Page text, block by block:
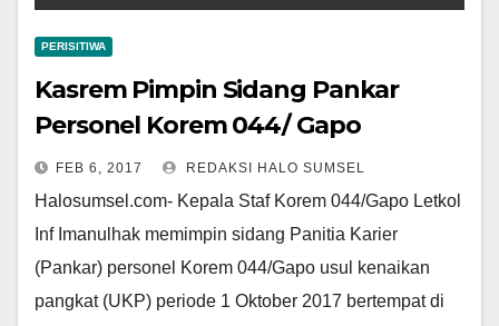
PERISITIWA
Kasrem Pimpin Sidang Pankar
Personel Korem 044/ Gapo
FEB 6, 2017 REDAKSI HALO SUMSEL
Halosumsel.com- Kepala Staf Korem 044/Gapo Letkol
Inf Imanulhak memimpin sidang Panitia Karier
(Pankar) personel Korem 044/Gapo usul kenaikan
pangkat (UKP) periode 1 Oktober 2017 bertempat di